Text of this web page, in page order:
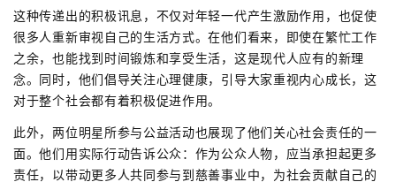
这种传递出的积极讯息，不仅对年轻一代产生激励作用，也促使
很多人重新审视自己的生活方式。在他们看来，即使在繁忙工作
之余，也能找到时间锻炼和享受生活，这是现代人应有的新理
念。同时，他们倡导关注心理健康，引导大家重视内心成长，这
对于整个社会都有着积极促进作用。
此外，两位明星所参与公益活动也展现了他们关心社会责任的一
面。他们用实际行动告诉公众：作为公众人物，应当承担起更多
责任，以带动更多人共同参与到慈善事业中，为社会贡献自己的